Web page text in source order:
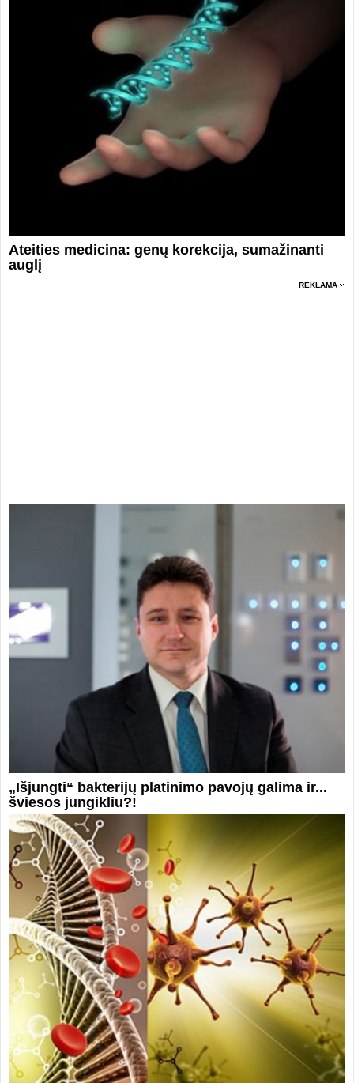
Ateities medicina: genų korekcija, sumažinanti
auglį
REKLAMA
„Išjungti“ bakterijų platinimo pavojų galima ir...
šviesos jungikliu?!